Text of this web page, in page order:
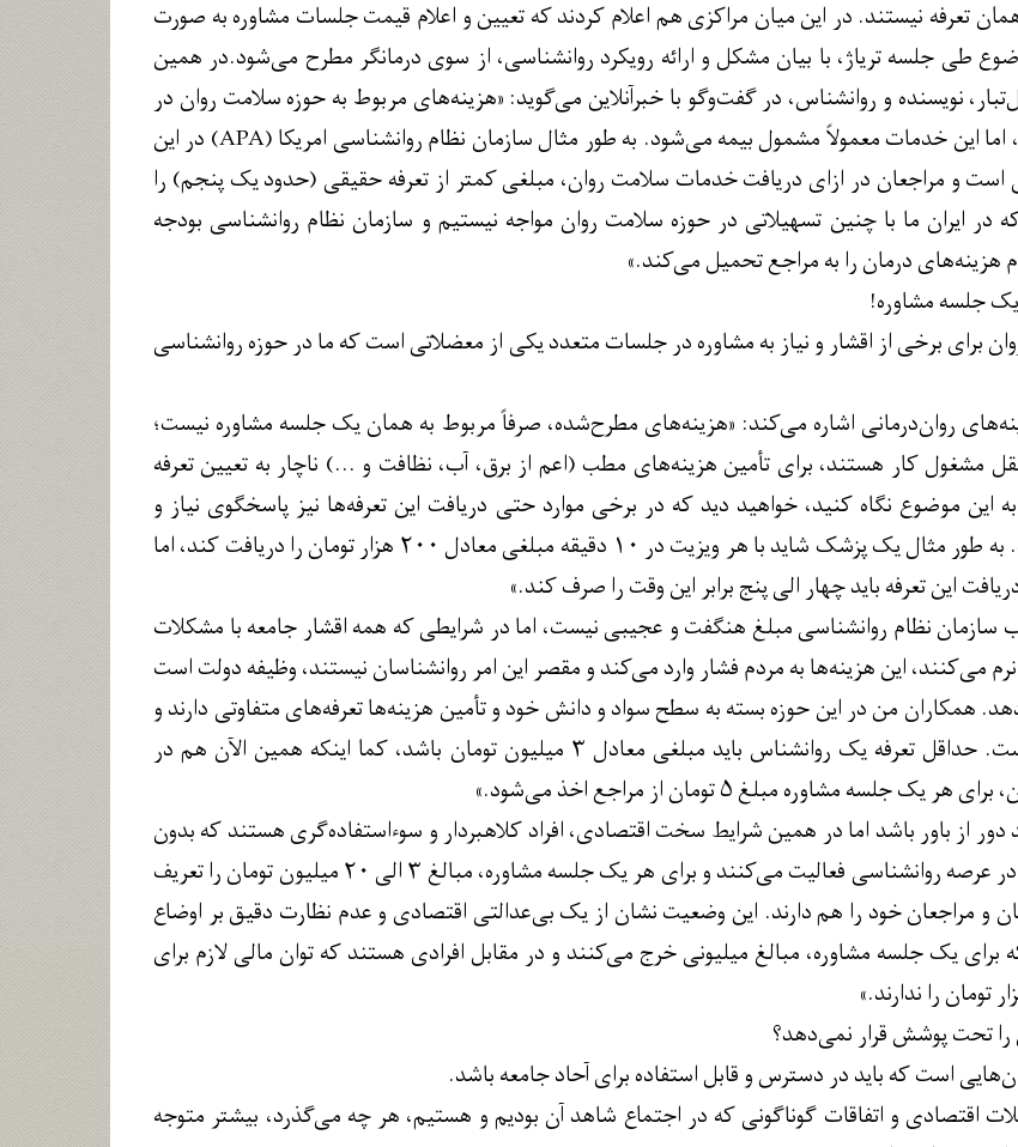
تعرفه نیستند. در این میان مراکزی هم اعلام کردند که تعیین و اعلام قیمت جلسات مشاوره به صورت
طی جلسه تریاژ، با بیان مشکل و ارائه رویکرد روانشناسی، از سوی درمانگر مطرح می‌شود.در همین
نویسنده و روانشناس، در گفت‌وگو با خبرآنلاین می‌گوید: «هزینه‌های مربوط به حوزه سلامت روان در
کشورهای توسعه‌یافته بالاست، اما این خدمات معمولاً مشمول بیمه می‌شود. به طور مثال سازمان نظام روانشناسی امریکا (APA) در این
است و مراجعان در ازای دریافت خدمات سلامت روان، مبلغی کمتر از تعرفه حقیقی (حدود یک پنجم) را
ایران ما با چنین تسهیلاتی در حوزه سلامت روان مواجه نیستیم و سازمان نظام روانشناسی بودجه
هزینه‌های درمان را به مراجع تحمیل می‌کند.»
یک جلسه مشاوره!
برای برخی از اقشار و نیاز به مشاوره در جلسات متعدد یکی از معضلاتی است که ما در حوزه روانشناسی
روان‌درمانی اشاره می‌کند: «هزینه‌های مطرح‌شده، صرفاً مربوط به همان یک جلسه مشاوره نیست؛
مشغول کار هستند، برای تأمین هزینه‌های مطب (اعم از برق، آب، نظافت و ...) ناچار به تعیین تعرفه
این موضوع نگاه کنید، خواهید دید که در برخی موارد حتی دریافت این تعرفه‌ها نیز پاسخگوی نیاز و
هزینه‌های روانشناسان نیست. به طور مثال یک پزشک شاید با هر ویزیت در ۱۰ دقیقه مبلغی معادل ۲۰۰ هزار تومان را دریافت کند، اما
این تعرفه باید چهار الی پنج برابر این وقت را صرف کند.»
سازمان نظام روانشناسی مبلغ هنگفت و عجیبی نیست، اما در شرایطی که همه اقشار جامعه با مشکلات
مالی و اقتصادی دست‌وپنجه نرم می‎‌کنند، این هزینه‌ها به مردم فشار وارد می‌کند و مقصر این امر روانشناسان نیستند، وظیفه دولت است
همکاران من در این حوزه بسته به سطح سواد و دانش خود و تأمین هزینه‌ها تعرفه‌های متفاوتی دارند و
این اختلاف قیمت منطقی است. حداقل تعرفه یک روانشناس باید مبلغی معادل ۳ میلیون تومان باشد، کما اینکه همین الآن هم در
مشاوره مبلغ ۵ تومان از مراجع اخذ می‌شود.»
از باور باشد اما در همین شرایط سخت اقتصادی، افراد کلاهبردار و سوءاستفاده‌گری هستند که بدون
هیچگونه تحصیلات مرتبطی، در عرصه روانشناسی فعالیت می‌کنند و برای هر یک جلسه مشاوره، مبالغ ۳ الی ۲۰ میلیون تومان را تعریف
و مراجعان خود را هم دارند. این وضعیت نشان از یک بی‌عدالتی اقتصادی و عدم نظارت دقیق بر اوضاع
یک جلسه مشاوره، مبالغ میلیونی خرج می‌کنند و در مقابل افرادی هستند که توان مالی لازم برای
تحت پوشش قرار نمی‌دهد؟
است که باید در دسترس و قابل استفاده برای آحاد جامعه باشد.
اقتصادی و اتفاقات گوناگونی که در اجتماع شاهد آن بودیم و هستیم، هر چه می‌گذرد، بیشتر متوجه